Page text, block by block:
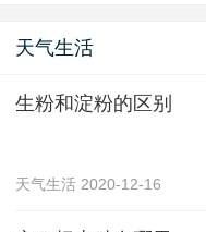
天气生活
生粉和淀粉的区别
天气生活 2020-12-16